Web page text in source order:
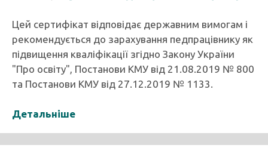
Цей сертифікат відповідає державним вимогам і
рекомендується до зарахування педпрацівнику як
підвищення кваліфікації згідно Закону України
"Про освіту", Постанови КМУ від 21.08.2019 № 800
та Постанови КМУ від 27.12.2019 № 1133.
Детальніше